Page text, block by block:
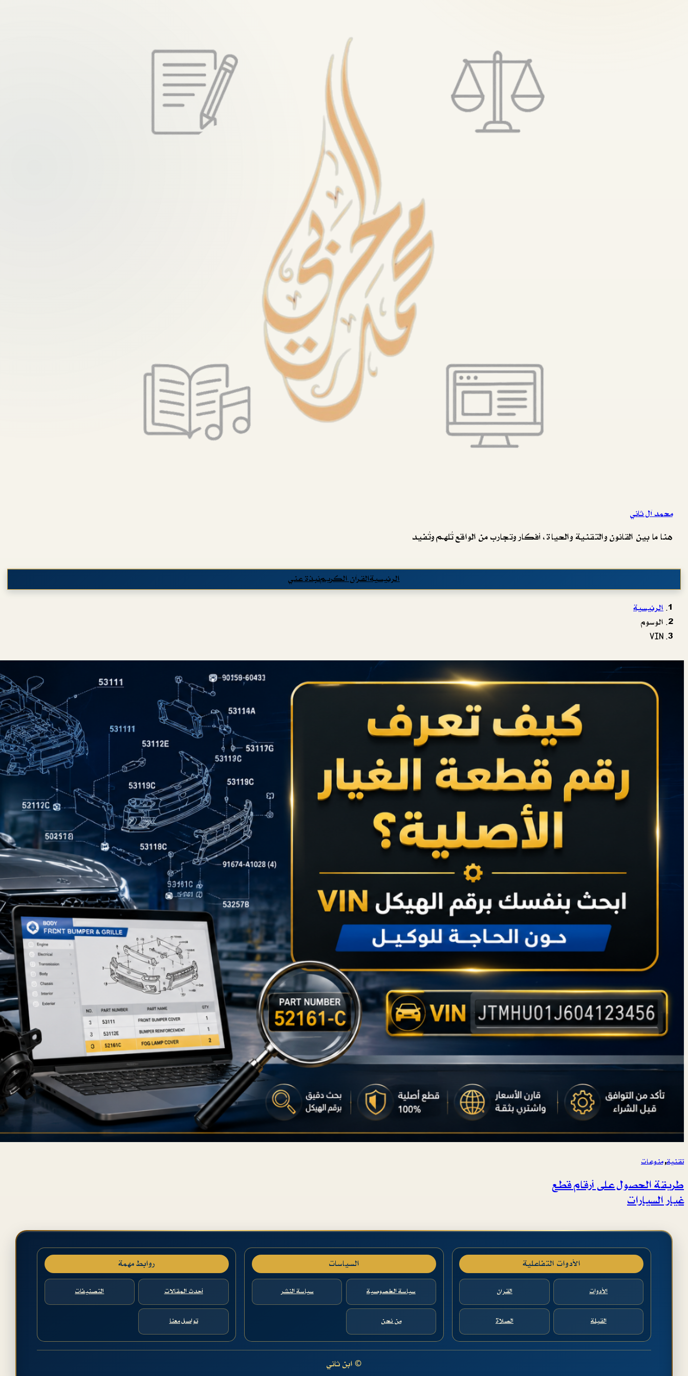
محمد آل ثاني
هنا ما بين القانون والتقنية والحياة، أفكار وتجارب من الواقع تُلهم وتُفيد
الرئيسيةالقرآن الكريمنبذة عني
الرئيسية
الوسوم
VIN
تقنية, منوعات
طريقة الحصول على أرقام قطع
غيار السيارات
الأدوات التفاعلية
الأدوات القرآن
القبلة الصلاة
السياسات
سياسة الخصوصية سياسة النشر
من نحن
روابط مهمة
أحدث المقالات التصنيفات
تواصل معنا
© ابن ثاني